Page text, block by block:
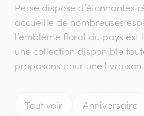
Perse dispose d’étonnantes
accueille de nombreuses
l’emblème floral du pays
une collection disponible
proposons pour une
Tout voir Anniversaire